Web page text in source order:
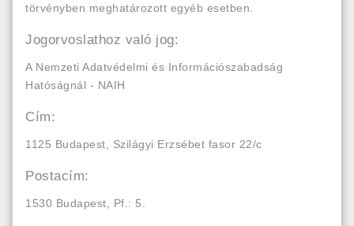
törvényben meghatározott egyéb esetben.
Jogorvoslathoz való jog:
A Nemzeti Adatvédelmi és Információszabadság
Hatóságnál - NAIH
Cím:
1125 Budapest, Szilágyi Erzsébet fasor 22/c
Postacím:
1530 Budapest, Pf.: 5.